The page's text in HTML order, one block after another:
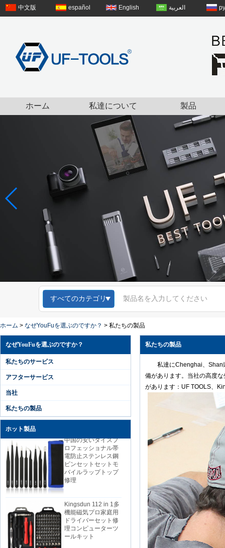
中文版 español English العربية
ホーム 私達について 製品
すべてのカテゴリ
ホーム > なぜYouFuを選ぶのですか？ > 私たちの製品
なぜYouFuを選ぶのですか？
私たちのサービス
アフターサービス
当社
私たちの製品
ホット製品
Kingsdun 12ピース
磁気スクリュードラ
イバーセット溝付き
トルクスプラスドラ
ップコンピュータ携
帯電話修理
Kingsdun 2019 DIY
修理ツールリチウム
バーセット
ロフェッショナル帯
電防止ステンレス鋼
ピンセットセットモ
バイルラップトップ
修理
Kingsdun 112 in 1多
機能磁気プロ家庭用
ドライバーセット修
理コンピューターツ
ールキット
私たちの製品
私達にChenghai、Shan
備があります。当社の高度
があります：UF TOOLS、